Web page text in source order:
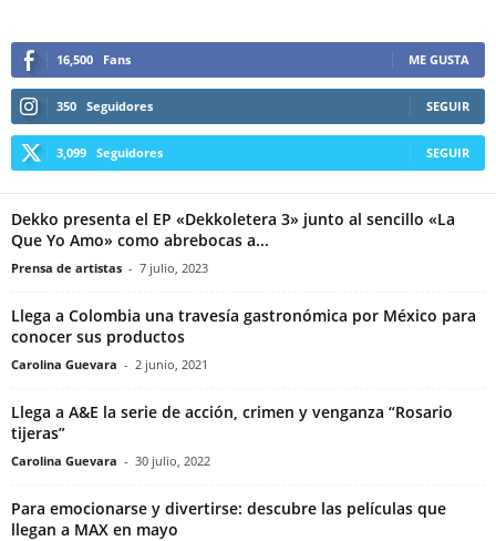
16,500 Fans ME GUSTA
350 Seguidores SEGUIR
3,099 Seguidores SEGUIR
Dekko presenta el EP «Dekkoletera 3» junto al sencillo «La
Que Yo Amo» como abrebocas a...
Prensa de artistas - 7 julio, 2023
Llega a Colombia una travesía gastronómica por México para
conocer sus productos
Carolina Guevara - 2 junio, 2021
Llega a A&E la serie de acción, crimen y venganza “Rosario
tijeras”
Carolina Guevara - 30 julio, 2022
Para emocionarse y divertirse: descubre las películas que
llegan a MAX en mayo